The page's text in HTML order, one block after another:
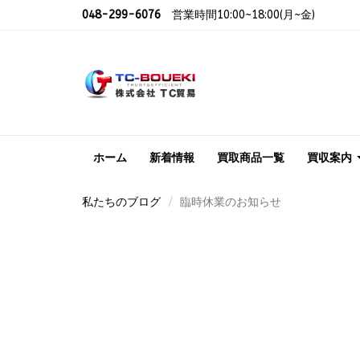
048-299-6076 営業時間10:00~18:00(月~金)
ホーム 新着情報 買取商品一覧 買収案内
私たちのブログ 臨時休業のお知らせ